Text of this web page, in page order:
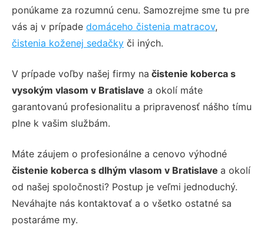
ponúkame za rozumnú cenu. Samozrejme sme tu pre
vás aj v prípade domáceho čistenia matracov,
čistenia koženej sedačky či iných.
V prípade voľby našej firmy na čistenie koberca s
vysokým vlasom v Bratislave a okolí máte
garantovanú profesionalitu a pripravenosť nášho tímu
plne k vašim službám.
Máte záujem o profesionálne a cenovo výhodné
čistenie koberca s dlhým vlasom v Bratislave a okolí
od našej spoločnosti? Postup je veľmi jednoduchý.
Neváhajte nás kontaktovať a o všetko ostatné sa
postaráme my.